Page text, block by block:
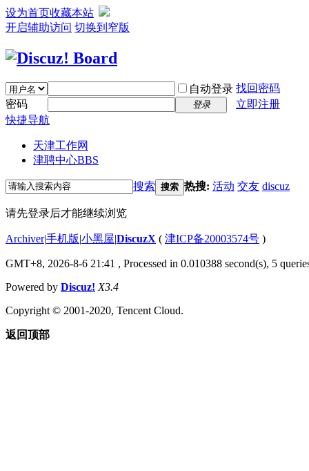
设为首页收藏本站
开启辅助访问 切换到窄版
自动登录 找回密码
密码
登录
立即注册
快捷导航
天津工作网
津聘中心BBS
搜索 搜索 热搜: 活动 交友 discuz
请先登录后才能继续浏览
Archiver|手机版|小黑屋|DiscuzX ( 津ICP备20003574号 )
GMT+8, 2026-8-6 21:41 , Processed in 0.010388 second(s), 5
Powered by Discuz! X3.4
Copyright © 2001-2020, Tencent Cloud.
返回顶部